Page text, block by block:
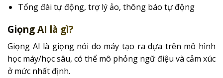
Tổng đài tự động, trợ lý ảo, thông báo tự động
Giọng AI là gì?
Giọng AI là giọng nói do máy tạo ra dựa trên mô hình
học máy/học sâu, có thể mô phỏng ngữ điệu và cảm xúc
ở mức nhất định.